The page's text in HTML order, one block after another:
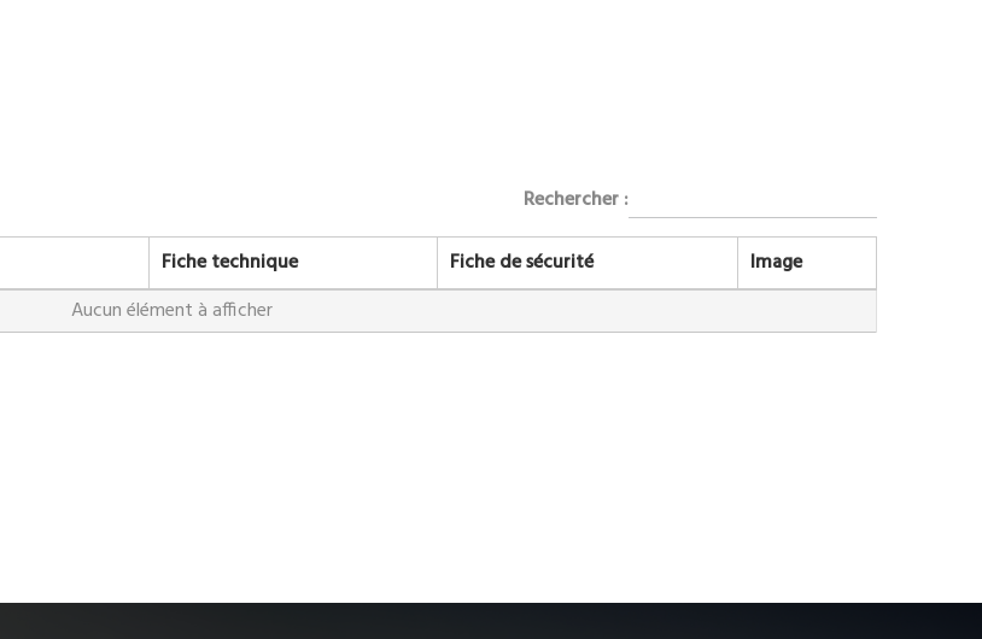
Rechercher :
Fiche technique Fiche de sécurité
Image
Aucun élément à afficher